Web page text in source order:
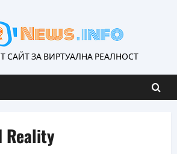
САЙТ ЗА ВИРТУАЛНА РЕАЛНОСТ
Reality